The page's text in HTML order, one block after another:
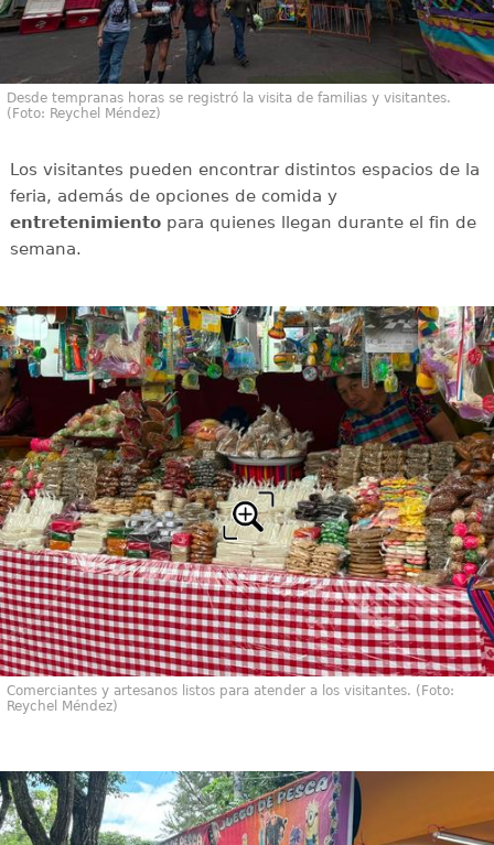
Desde tempranas horas se registró la visita de familias y visitantes.
(Foto: Reychel Méndez)
Los visitantes pueden encontrar distintos espacios de la
feria, además de opciones de comida y
entretenimientopara quienes llegan durante el fin de
semana.
Comerciantes y artesanos listos para atender a los visitantes. (Foto:
Reychel Méndez)